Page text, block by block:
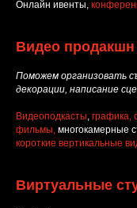
Онлайн ивенты,
Видео продакшн
Поможем организовать
декорации, написание
Видеоподкасты, графика,
фильмы, многокамерные
короткие вертикальные
Виртуальные